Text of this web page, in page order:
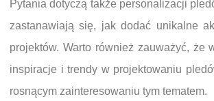
Pytania dotyczą także personalizacji
zastanawiają się, jak dodać unikalne
projektów. Warto również zauważyć, że
inspiracje i trendy w projektowaniu
rosnącym zainteresowaniu tym tematem.